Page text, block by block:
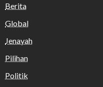
Berita
Global
Jenayah
Pilihan
Politik